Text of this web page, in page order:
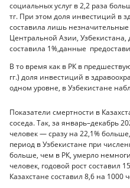
социальных услуг в 2,2 раза
тг. При этом доля инвестиций в
составила лишь незначительные
Центральной Азии,
составила 1%,данные
В то время как в РК в
гг.) доля инвестиций в
одном уровне, в Узбекистане
Показатели смертности в
соседа. Так, за январь–декабрь
человек — сразу на 22,1%
период в Узбекистане при
больше, чем в РК, умерло
человек, годовой рост составил
Казахстане составил 8,6 на 1000